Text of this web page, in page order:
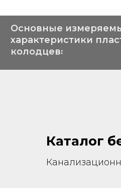
Основные
характеристики
колодцев꞉
Каталог